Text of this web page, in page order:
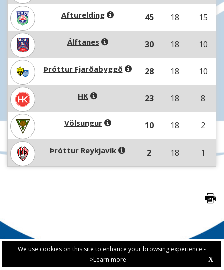
We use cookies on this site to enhance your browsing experience -
>Learn more
X
Afturelding 45 18 15
Álftanes 30 18 10
Þróttur Fjarðabyggð 28 18 10
HK 23 18 8
Völsungur 10 18 2
Þróttur Reykjavík 2 18 1